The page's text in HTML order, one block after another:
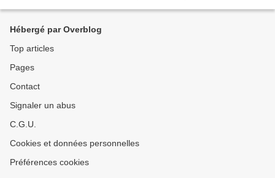
Hébergé par Overblog
Top articles
Pages
Contact
Signaler un abus
C.G.U.
Cookies et données personnelles
Préférences cookies